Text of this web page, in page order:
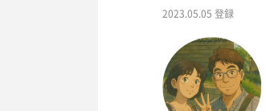
2023.05.05 登録